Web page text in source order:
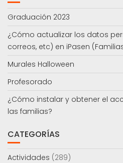
Graduación 2023
¿Cómo actualizar los datos
correos, etc) en iPasen
Murales Halloween
Profesorado
¿Cómo instalar y obtener el
las familias?
CATEGORÍAS
Actividades (289)